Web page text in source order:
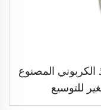
الكربوني المصنوع